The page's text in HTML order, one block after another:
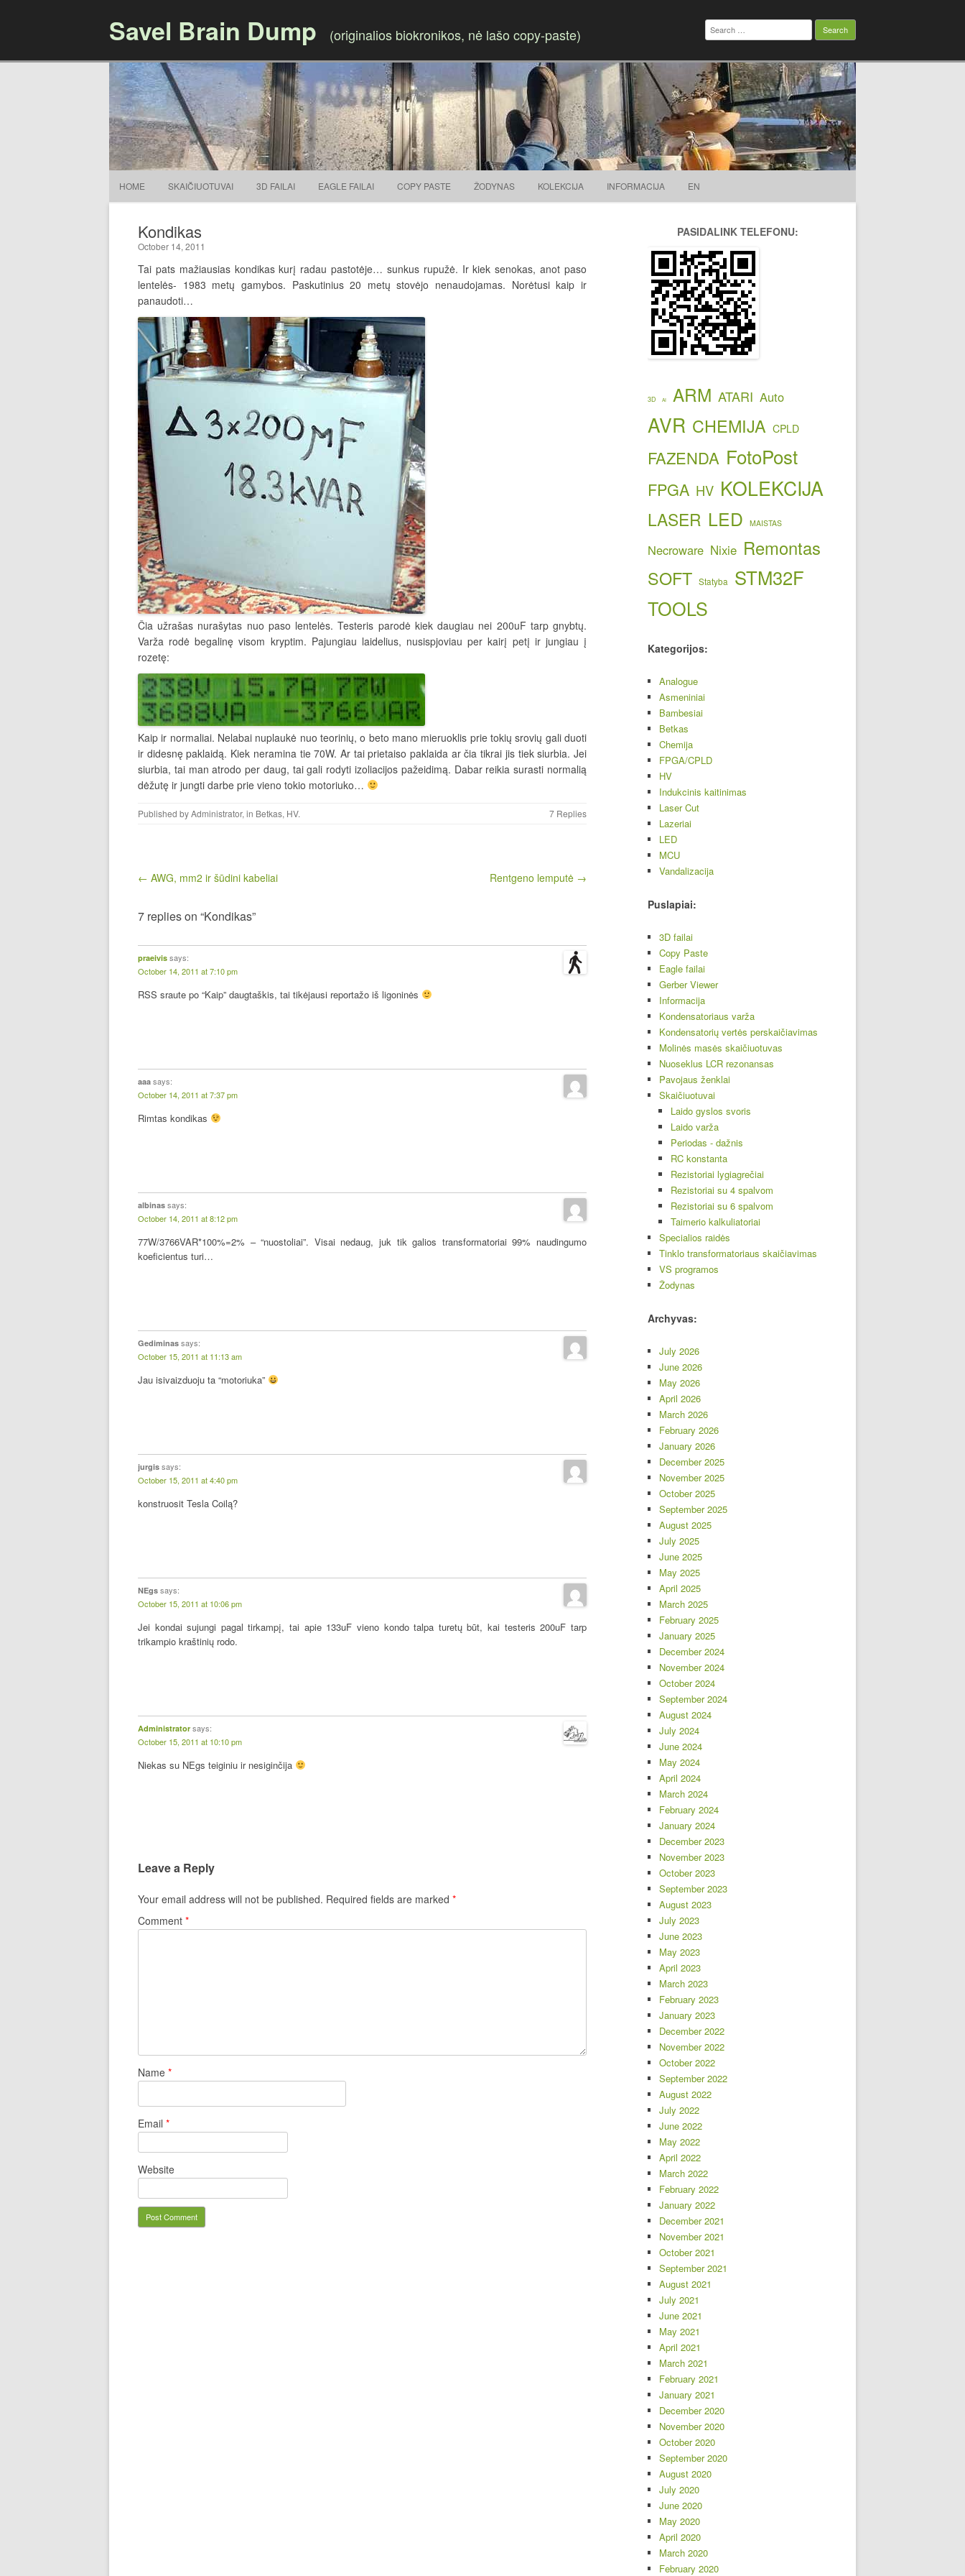
Savel Brain Dump (originalios biokronikos, nė lašo copy-paste)
Search
for:
HOME SKAIČIUOTUVAI 3D FAILAI EAGLE FAILAI COPY PASTE ŽODYNAS KOLEKCIJA INFORMACIJA EN
Kondikas
October 14, 2011
Tai pats mažiausias kondikas kurį radau pastotėje… sunkus rupužė. Ir kiek senokas, anot paso
lentelės- 1983 metų gamybos. Paskutinius 20 metų stovėjo nenaudojamas. Norėtusi kaip ir
panaudoti…
Čia užrašas nurašytas nuo paso lentelės. Testeris parodė kiek daugiau nei 200uF tarp gnybtų.
Varža rodė begalinę visom kryptim. Pajungiau laidelius, nusispjoviau per kairį petį ir jungiau į
rozetę:
Kaip ir normaliai. Nelabai nuplaukė nuo teorinių, o beto mano mieruoklis prie tokių srovių gali duoti
ir didesnę paklaidą. Kiek neramina tie 70W. Ar tai prietaiso paklaida ar čia tikrai jis tiek siurbia. Jei
siurbia, tai man atrodo per daug, tai gali rodyti izoliacijos pažeidimą. Dabar reikia surasti normalią
dėžutę ir jungti darbe prie vieno tokio motoriuko…
Published byAdministrator, in Betkas, HV. 7 Replies
Post navigation
← AWG, mm2 ir šūdini kabeliai Rentgeno lemputė →
7 replies on “Kondikas”
praeivis says:
October 14, 2011 at 7:10 pm
RSS sraute po “Kaip” daugtaškis, tai tikėjausi reportažo iš ligoninės
aaa says:
October 14, 2011 at 7:37 pm
Rimtas kondikas
albinas says:
October 14, 2011 at 8:12 pm
77W/3766VAR*100%=2% – “nuostoliai”. Visai nedaug, juk tik galios transformatoriai 99% naudingumo
koeficientus turi…
Gediminas says:
October 15, 2011 at 11:13 am
Jau isivaizduoju ta “motoriuka”
jurgis says:
October 15, 2011 at 4:40 pm
konstruosit Tesla Coilą?
NEgs says:
October 15, 2011 at 10:06 pm
Jei kondai sujungi pagal tirkampį, tai apie 133uF vieno kondo talpa turetų būt, kai testeris 200uF tarp
trikampio kraštinių rodo.
Administrator says:
October 15, 2011 at 10:10 pm
Niekas su NEgs teiginiu ir nesiginčija
Leave a Reply
Your email address will not be published. Required fields are marked *
Comment *
Name *
Email *
Website
PASIDALINK TELEFONU:
3D AI ARM ATARI Auto
AVR CHEMIJA CPLD
FAZENDA FotoPost
FPGA HV KOLEKCIJA
LASER LED MAISTAS
Necroware Nixie Remontas
SOFT Statyba
STM32F
TOOLS
Kategorijos:
Analogue
Asmeniniai
Bambesiai
Betkas
Chemija
FPGA/CPLD
HV
Indukcinis kaitinimas
Laser Cut
Lazeriai
LED
MCU
Vandalizacija
Puslapiai:
3D failai
Copy Paste
Eagle failai
Gerber Viewer
Informacija
Kondensatoriaus varža
Kondensatorių vertės perskaičiavimas
Molinės masės skaičiuotuvas
Nuoseklus LCR rezonansas
Pavojaus ženklai
Skaičiuotuvai
Laido gyslos svoris
Laido varža
Periodas - dažnis
RC konstanta
Rezistoriai lygiagrečiai
Rezistoriai su 4 spalvom
Rezistoriai su 6 spalvom
Taimerio kalkuliatoriai
Specialios raidės
Tinklo transformatoriaus skaičiavimas
VS programos
Žodynas
Archyvas:
July 2026
June 2026
May 2026
April 2026
March 2026
February 2026
January 2026
December 2025
November 2025
October 2025
September 2025
August 2025
July 2025
June 2025
May 2025
April 2025
March 2025
February 2025
January 2025
December 2024
November 2024
October 2024
September 2024
August 2024
July 2024
June 2024
May 2024
April 2024
March 2024
February 2024
January 2024
December 2023
November 2023
October 2023
September 2023
August 2023
July 2023
June 2023
May 2023
April 2023
March 2023
February 2023
January 2023
December 2022
November 2022
October 2022
September 2022
August 2022
July 2022
June 2022
May 2022
April 2022
March 2022
February 2022
January 2022
December 2021
November 2021
October 2021
September 2021
August 2021
July 2021
June 2021
May 2021
April 2021
March 2021
February 2021
January 2021
December 2020
November 2020
October 2020
September 2020
August 2020
July 2020
June 2020
May 2020
April 2020
March 2020
February 2020